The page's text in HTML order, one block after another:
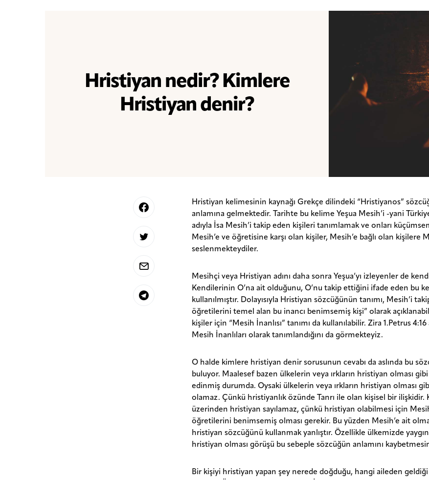
Hristiyan nedir? Kimlere
Hristiyan denir?
Hristiyan kelimesinin kaynağı Grekçe dilindeki “Hristiyanos”
anlamına gelmektedir. Tarihte bu kelime Yeşua Mesih’i -yani
adıyla İsa Mesih’i takip eden kişileri tanımlamak ve onları
Mesih’e ve öğretisine karşı olan kişiler, Mesih’e bağlı olan kişilere
seslenmekteydiler.
Mesihçi veya Hristiyan adını daha sonra Yeşua’yı izleyenler de
Kendilerinin O’na ait olduğunu, O’nu takip ettiğini ifade eden bu
kullanılmıştır. Dolayısıyla Hristiyan sözcüğünün tanımı, Mesih’i
öğretilerini temel alan bu inancı benimsemiş kişi” olarak
kişiler için “Mesih İnanlısı” tanımı da kullanılabilir. Zira 1.Petrus 4:16
Mesih İnanlıları olarak tanımlandığını da görmekteyiz.
O halde kimlere hristiyan denir sorusunun cevabı da aslında bu
buluyor. Maalesef bazen ülkelerin veya ırkların hristiyan olması
edinmiş durumda. Oysaki ülkelerin veya ırkların hristiyan olması
olamaz. Çünkü hristiyanlık özünde Tanrı ile olan kişisel bir
üzerinden hristiyan sayılamaz, çünkü hristiyan olabilmesi için
öğretilerini benimsemiş olması gerekir. Bu yüzden Mesih’e ait
hristiyan sözcüğünü kullanmak yanlıştır. Özellikle ülkemizde yaygın
hristiyan olması görüşü bu sebeple sözcüğün anlamını
Bir kişiyi hristiyan yapan şey nerede doğduğu, hangi aileden geldiği